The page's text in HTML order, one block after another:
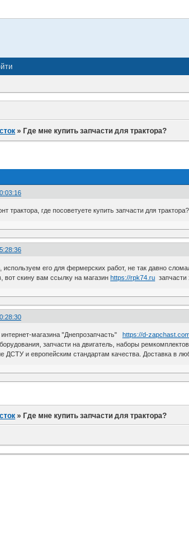
»Где мне купить запчасти для трактора?
трактора, где посоветуете купить запчасти для
используем его для фермерских работ, не так давно
вот скину вам ссылку на магазинhttps://rpk74.ru запчасти
магазина "Днепрозапчасть"https://d-
запчасти на двигатель, наборы
ДСТУ и европейским стандартам качества. Доставка в
»Где мне купить запчасти для трактора?